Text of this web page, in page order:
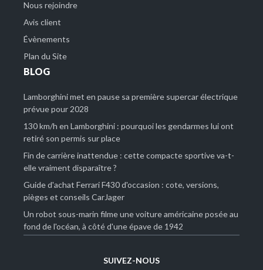
Nous rejoindre
Avis client
Évènements
Plan du Site
BLOG
Lamborghini met en pause sa première supercar électrique
prévue pour 2028
130 km/h en Lamborghini : pourquoi les gendarmes lui ont
retiré son permis sur place
Fin de carrière inattendue : cette compacte sportive va-t-
elle vraiment disparaître ?
Guide d'achat Ferrari F430 d'occasion : cote, versions,
pièges et conseils CarJager
Un robot sous-marin filme une voiture américaine posée au
fond de l'océan, à côté d'une épave de 1942
SUIVEZ-NOUS